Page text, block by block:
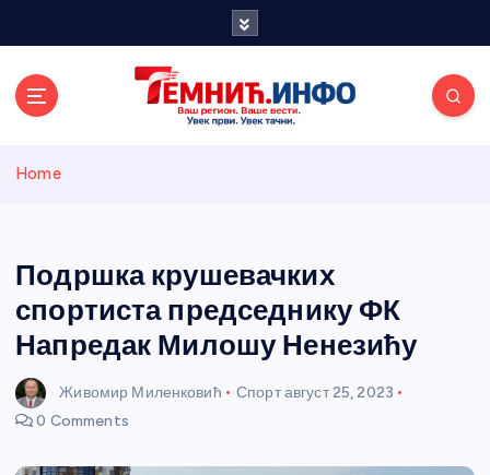
и портал
Home
Подршка крушевачких
спортиста председнику ФК
Напредак Милошу Ненезићу
Живомир Миленковић Спортавгуст 25, 2023
0 Comments